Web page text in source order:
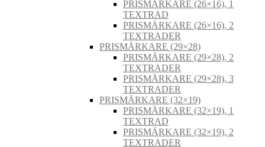
PRISMÄRKARE (26×16), 1
TEXTRAD
PRISMÄRKARE (26×16), 2
TEXTRADER
PRISMÄRKARE (29×28)
PRISMÄRKARE (29×28), 2
TEXTRADER
PRISMÄRKARE (29×28), 3
TEXTRADER
PRISMÄRKARE (32×19)
PRISMÄRKARE (32×19), 1
TEXTRAD
PRISMÄRKARE (32×19), 2
TEXTRADER